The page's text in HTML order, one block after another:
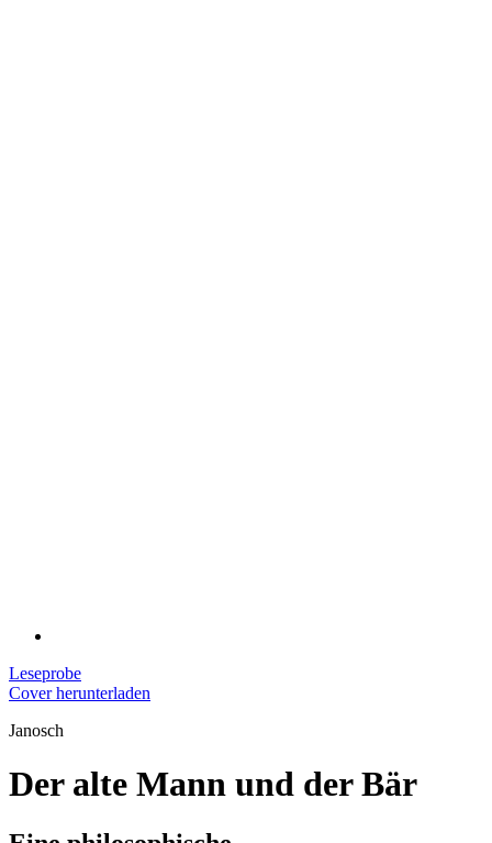
Leseprobe
Cover herunterladen
Janosch
Der alte Mann und der Bär